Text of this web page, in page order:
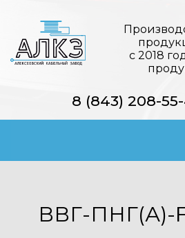
с 2018
8 (843) 208-
ВВГ-ПНГ(А)-